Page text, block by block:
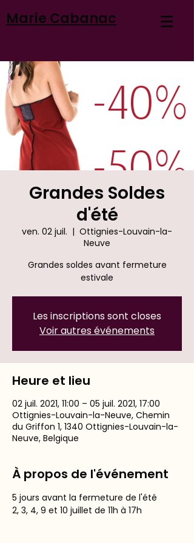
Marie Cabanac
Grandes Soldes
d'été
ven. 02 juil.
  |
Ottignies-Louvain-la-
Neuve
Grandes soldes avant fermeture
estivale
Les inscriptions sont closes
Voir autres événements
Heure et lieu
02 juil. 2021, 11:00 – 05 juil. 2021, 17:00
Ottignies-Louvain-la-Neuve, Chemin
du Griffon 1, 1340 Ottignies-Louvain-la-
Neuve, Belgique
À propos de l'événement
5 jours avant la fermeture de l'été
2, 3, 4, 9 et 10 juillet de 11h à 17h